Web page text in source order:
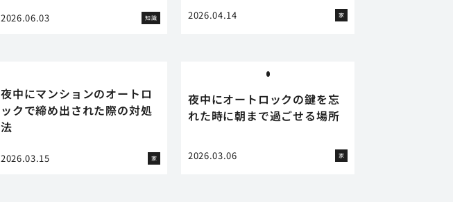
2026.06.03 知識 2026.04.14 家
夜中にマンションのオートロ
ックで締め出された際の対処
法
2026.03.15 家
夜中にオートロックの鍵を忘
れた時に朝まで過ごせる場所
2026.03.06 家